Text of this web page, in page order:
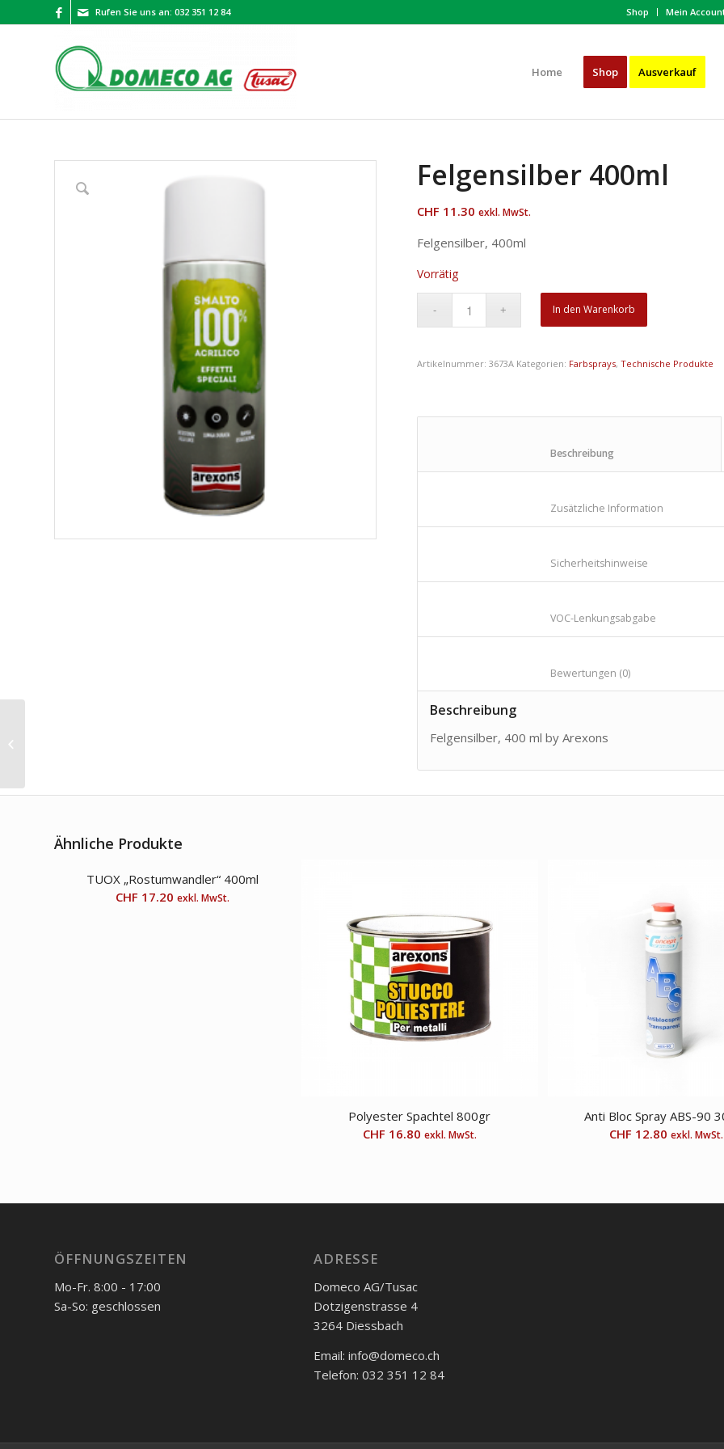
Shop Mein
Rufen Sie uns an: 032 351 12 84
Home Shop Ausverkauf
Felgensilber 400ml
CHF 11.30 exkl. MwSt.
Felgensilber, 400ml
Vorrätig
In den Warenkorb
Artikelnummer:3673A Kategorien: Farbsprays,Technische Produkte
Beschreibung
Felgensilber, 400 ml by Arexons
Ähnliche Produkte
TUOX „Rostumwandler“ 400ml
CHF 17.20 exkl. MwSt.
Polyester Spachtel 800gr
CHF 16.80 exkl. MwSt.
Anti Bloc Spray ABS-90
CHF 12.80 exkl. MwSt.
ÖFFNUNGSZEITEN
Mo-Fr. 8:00 - 17:00
Sa-So: geschlossen
ADRESSE
Domeco AG/Tusac
Dotzigenstrasse 4
3264 Diessbach
Email: info@domeco.ch
Telefon: 032 351 12 84